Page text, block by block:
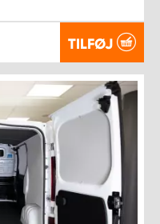
TILFØJ